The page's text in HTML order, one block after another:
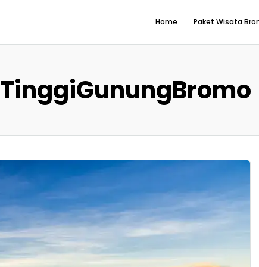
Home Paket Wisata
TinggiGunungBromo